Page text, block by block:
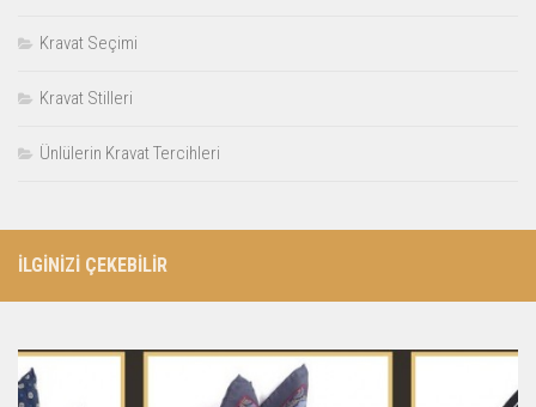
Kravat Seçimi
Kravat Stilleri
Ünlülerin Kravat Tercihleri
İLGİNİZİ ÇEKEBİLİR